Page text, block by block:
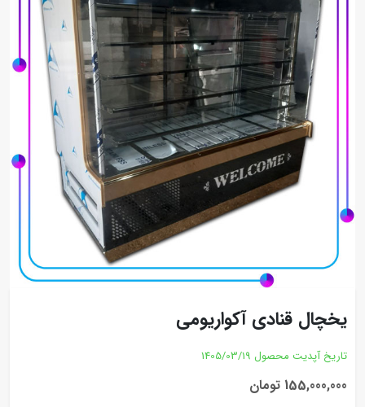
یخچال قنادی آکواریومی
تاریخ آپدیت محصول 1405/03/19
155,000,000 تومان